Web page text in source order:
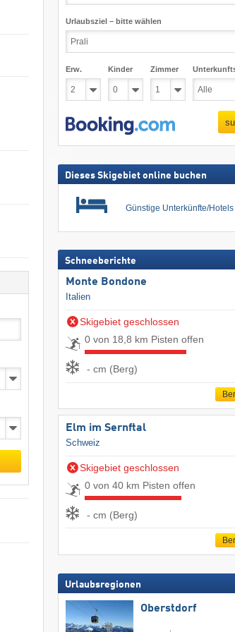
Urlaubsziel – bitte wählen
Erw. Kinder Zimmer
Dieses Skigebiet online buchen
Günstige Unterkünfte/Hotels
Schneeberichte
Monte Bondone
Italien
Skigebiet geschlossen
0 von 18,8 km Pisten offen
- cm (Berg)
Elm im Sernftal
Schweiz
Skigebiet geschlossen
0 von 40 km Pisten offen
- cm (Berg)
Urlaubsregionen
Oberstdorf